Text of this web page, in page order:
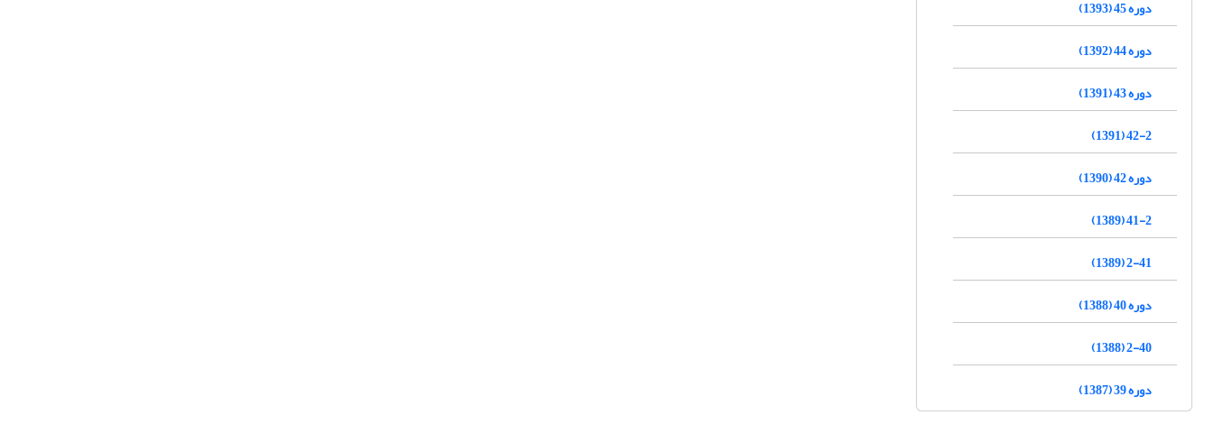
دوره 45 (1393)
دوره 44 (1392)
دوره 43 (1391)
42-2 (1391)
دوره 42 (1390)
41-2 (1389)
2-41 (1389)
دوره 40 (1388)
2-40 (1388)
دوره 39 (1387)